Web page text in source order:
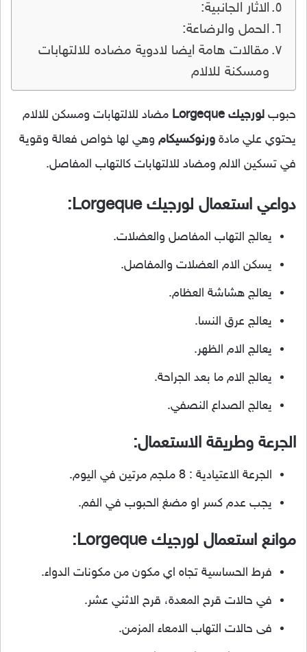
الاثار الجانبية:
الحمل والرضاعة:
مقالات هامة ايضا لادوية مضاده للالتهابات
ومسكنة للالام
حبوب لورجيك Lorgeque
مضاد للالتهابات ومسكن للالام
يحتوي علي مادة ورنوكسيكام وهي لها خواص فعالة وقوية
في تسكين الالم ومضاد للالتهابات كالتهاب المفاصل.
دواعي استعمال لورجيك Lorgeque :
يعالج التهاب المفاصل والعضلات.
يسكن الام العضلات والمفاصل.
يعالج هشاشة العظام.
يعالج عرق النسا.
يعالج الام الظهر.
يعالج الام ما بعد الجراحة.
يعالج الصداع النصفي.
الجرعة وطريقة الاستعمال:
الجرعة الاعتيادية : 8 ملجم مرتين في اليوم.
يجب عدم كسر او مضغ الحبوب في الفم.
موانع استعمال لورجيك Lorgeque :
فرط الحساسية تجاه اي مكون من مكونات الدواء.
في حالات قرح المعدة، قرح الاثني عشر.
فى حالات التهاب الامعاء المزمن.